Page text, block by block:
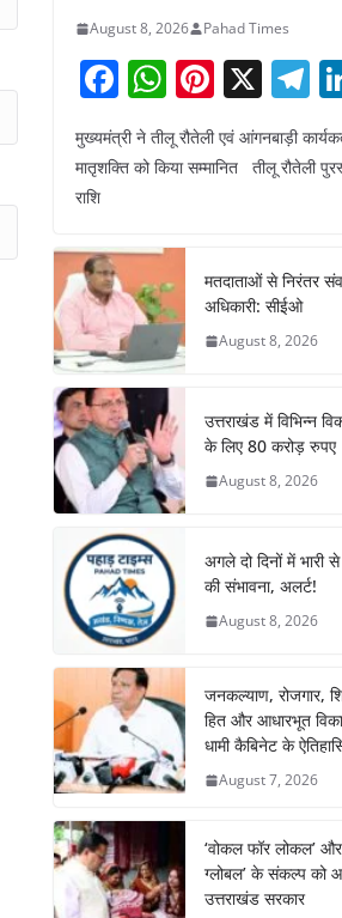
August 8, 2026 Pahad Times
F
a
c
o
o
k
W
h
at
p
p
Pi
nt
er
X T
el
e
gr
मुख्यमंत्री ने तीलू रौतेली एवं आंगनबाड़ी
मातृशक्ति को किया सम्मानित तीलू रौतेली
राशि
मतदाताओं से निरंतर
अधिकारी: सीईओ
August 8, 2026
उत्तराखंड में विभिन्न
के लिए 80 करोड़ रुपए
August 8, 2026
अगले दो दिनों में भारी से
की संभावना, अलर्ट!
August 8, 2026
जनकल्याण, रोजगार,
हित और आधारभूत
धामी कैबिनेट के
August 7, 2026
‘वोकल फॉर लोकल’
ग्लोबल’ के संकल्प को
उत्तराखंड सरकार